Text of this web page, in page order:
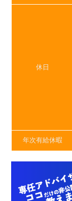
休日
年次有給休暇